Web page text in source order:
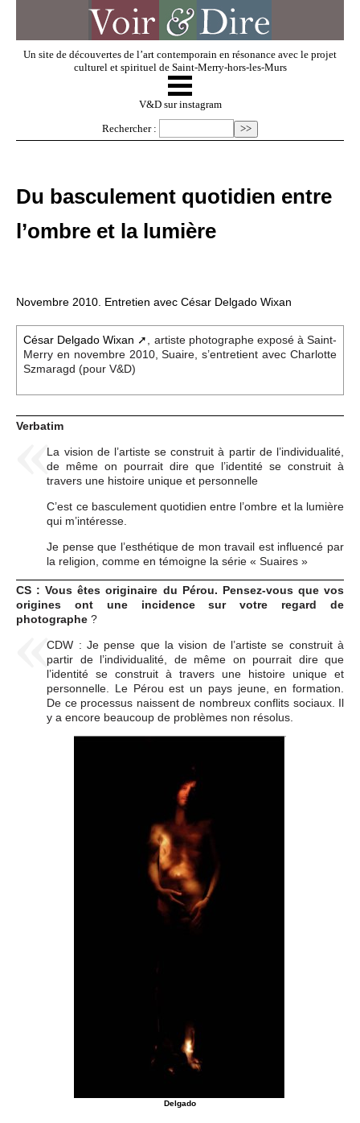
Un site de découvertes de l’art contemporain en résonance avec le projet
culturel et spirituel de Saint-Merry-hors-les-Murs
V & D
Exposer
Dossiers
Événements
Sacré
Cousinages
☰
V&D sur instagram
Rechercher :
Du basculement quotidien entre
l’ombre et la lumière
Novembre 2010. Entretien avec César Delgado Wixan
César Delgado Wixan
, artiste photographe exposé à Saint-
Merry en novembre 2010, Suaire, s’entretient avec Charlotte
Szmaragd (pour V&D)
Verbatim
La vision de l’artiste se construit à partir de l’individualité,
de même on pourrait dire que l’identité se construit à
travers une histoire unique et personnelle
C’est ce basculement quotidien entre l’ombre et la lumière
qui m’intéresse.
Je pense que l’esthétique de mon travail est influencé par
la religion, comme en témoigne la série « Suaires »
CS : Vous êtes originaire du Pérou. Pensez-vous que vos
origines ont une incidence sur votre regard de
photographe ?
CDW : Je pense que la vision de l’artiste se construit à
partir de l’individualité, de même on pourrait dire que
l’identité se construit à travers une histoire unique et
personnelle. Le Pérou est un pays jeune, en formation.
De ce processus naissent de nombreux conflits sociaux. Il
y a encore beaucoup de problèmes non résolus.
Delgado